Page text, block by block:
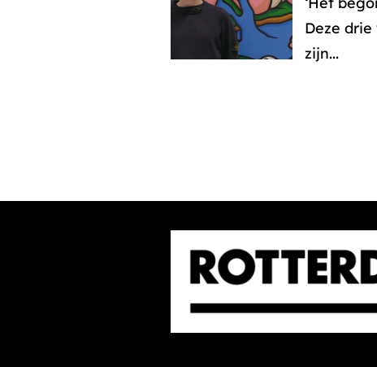
Deze
zijn...